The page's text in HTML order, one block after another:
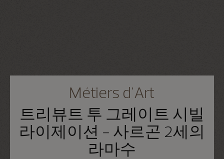
Métiers d'Art
트리뷰트 투 그레이트 시빌
라이제이션 - 사르곤 2세의
라마수